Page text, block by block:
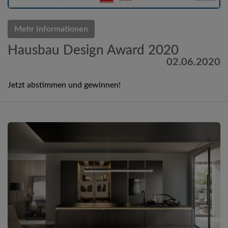
Mehr Informationen
Hausbau Design Award 2020
02.06.2020
Jetzt abstimmen und gewinnen!